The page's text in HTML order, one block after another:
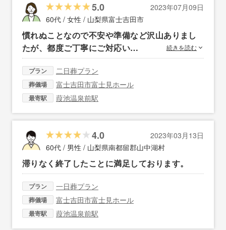
5.0
2023年07月09日
60代 / 女性 / 山梨県富士吉田市
慣れぬことなので不安や準備など沢山ありまし
たが、都度ご丁寧にご対応い…
続きを読む
プラン 二日葬プラン
葬儀場 富士吉田市富士見ホール
最寄駅 葭池温泉前駅
4.0
2023年03月13日
60代 / 男性 / 山梨県南都留郡山中湖村
滞りなく終了したことに満足しております。
プラン 一日葬プラン
葬儀場 富士吉田市富士見ホール
最寄駅 葭池温泉前駅